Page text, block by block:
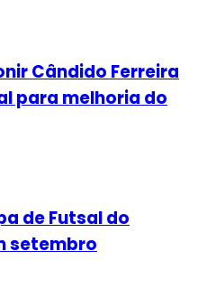
Cândido Ferreira
para melhoria do
de Futsal do
setembro